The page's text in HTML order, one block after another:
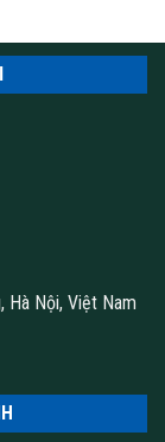
Hà Nội, Việt Nam